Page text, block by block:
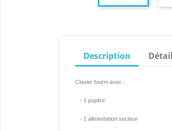
Description
Clavier fourni avec :
- 1 pupitre
- 1 alimentation secteur